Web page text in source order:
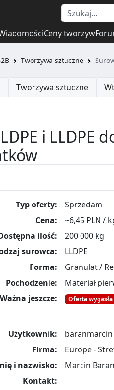
Ceny tworzyw
Tworzywa sztuczne
Tworzywa sztuczne
i LLDPE
Typ oferty:
Sprzedam
Cena:
~6,45 PLN /
ilość:
200 000 kg
surowca:
LLDPE
Forma:
Granulat /
Pochodzenie:
Materiał
Ważna jeszcze:
Oferta wygasła
Użytkownik:
baranmarcin
Firma:
Europe -
i nazwisko:
Marcin Baran
Kontakt: